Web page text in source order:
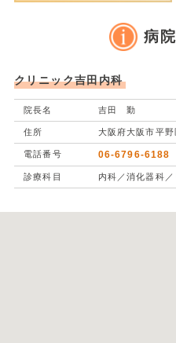
病
クリニック吉田内科
院長名 吉田 勤
住所 大阪府大阪市平
電話番号 06-6796-6188
診療科目 内科／消化器科